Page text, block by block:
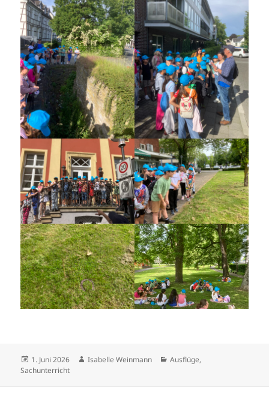
Veröffentlicht
am
1. Juni 2026 Autor
Isabelle Weinmann Kategorien
Ausflüge,
Sachunterricht